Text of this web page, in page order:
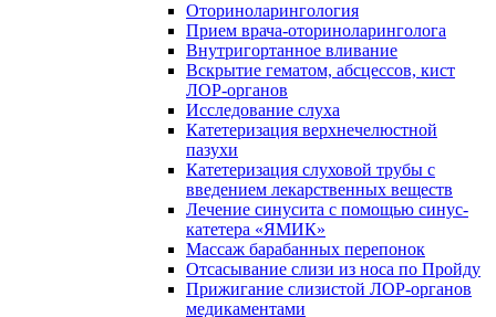
Оториноларингология
Прием врача-оториноларинголога
Внутригортанное вливание
Вскрытие гематом, абсцессов, кист
ЛОР-органов
Исследование слуха
Катетеризация верхнечелюстной
пазухи
Катетеризация слуховой трубы с
введением лекарственных веществ
Лечение синусита с помощью синус-
катетера «ЯМИК»
Массаж барабанных перепонок
Отсасывание слизи из носа по Пройду
Прижигание слизистой ЛОР-органов
медикаментами